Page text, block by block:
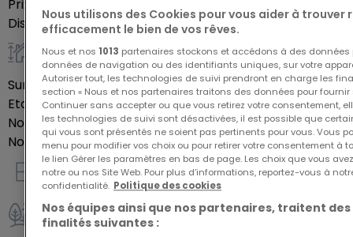
aménager un intérieur qui vous ressemble.
Prix de vente 221 900 €
Disponibilitéautre
Général
Surface habitable68,48m²
Etage du bien1
Nombre de pièces3
Nombre de chambres2
Intérieur
Extérieur
Nous utilisons des Cookies pour vous aider à trouver
efficacement le bien de vos rêves.
Nous et nos 1013 partenaires stockons et accédons à des
données de navigation ou des identifiants uniques, sur votre
Autoriser tout, les technologies de suivi prendront en charge les
section « Nous et nos partenaires traitons des données pour fournir
Continuer sans accepter ou que vous retirez votre consentement,
les technologies de suivi sont désactivées, il est possible que
qui vous sont présentés ne soient pas pertinents pour vous. Vous
menu pour modifier vos choix ou pour retirer votre consentement à
le lien Gérer les paramètres en bas de page. Les choix que vous
notre ou nos Site Web. Pour plus d’informations, reportez-vous à
confidentialité. Politique des cookies
Nos équipes ainsi que nos partenaires, traitent
finalités suivantes :